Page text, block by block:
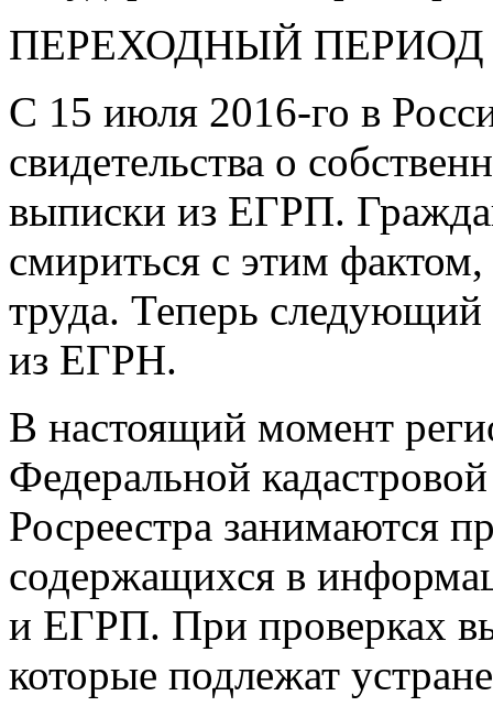
ПЕРЕХОДНЫЙ ПЕРИОД
С 15 июля 2016-го в
свидетельства о
выписки из ЕГРП.
смириться с этим
труда. Теперь
из ЕГРН.
В настоящий момент
Федеральной
Росреестра занимаются
содержащихся в
и ЕГРП. При проверках
которые подлежат